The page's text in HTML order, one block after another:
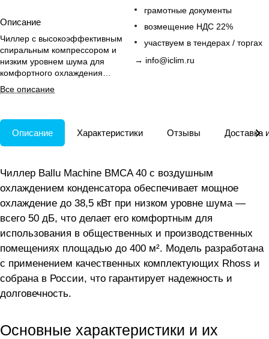
Описание
Чиллер с высокоэффективным
спиральным компрессором и
низким уровнем шума для
комфортного охлаждения
коммерческих помещений.
Все описание
грамотные документы
возмещение НДС 22%
участвуем в тендерах / торгах
→ info@iclim.ru
Описание Характеристики Отзывы Доставка
Чиллер Ballu Machine BMCA 40 с воздушным
охлаждением конденсатора обеспечивает мощное
охлаждение до 38,5 кВт при низком уровне шума —
всего 50 дБ, что делает его комфортным для
использования в общественных и производственных
помещениях площадью до 400 м². Модель разработана
с применением качественных комплектующих Rhoss и
собрана в России, что гарантирует надежность и
долговечность.
Основные характеристики и их